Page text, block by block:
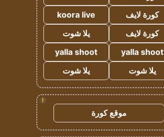
كورة لايف
koora live
كورة لايف
يلا شوت
yalla shoot
yalla shoot
يلا شوت
يلا شوت
!
موقع كورة